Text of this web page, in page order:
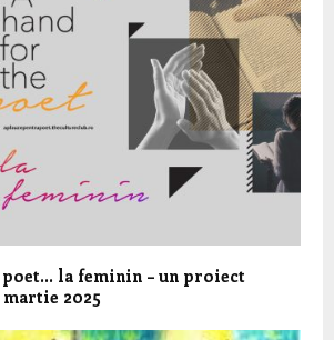
la feminin – un proiect
2025